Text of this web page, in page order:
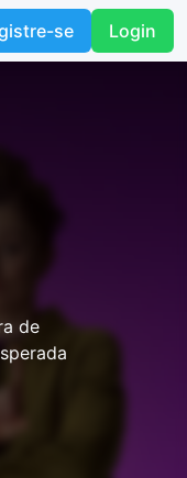
se Login
de